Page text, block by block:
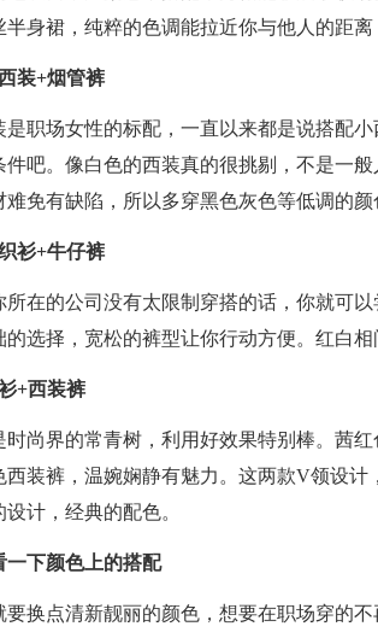
半身裙，纯粹的色调能拉近你与他人的距离
装+烟管裤
是职场女性的标配，一直以来都是说搭配
件吧。像白色的西装真的很挑剔，不是一
难免有缺陷，所以多穿黑色灰色等低调的
衫+牛仔裤
所在的公司没有太限制穿搭的话，你就可
的选择，宽松的裤型让你行动方便。红白
+西装裤
时尚界的常青树，利用好效果特别棒。茜
西装裤，温婉娴静有魅力。这两款V领设
计，经典的配色。
一下颜色上的搭配
要换点清新靓丽的颜色，想要在职场穿的